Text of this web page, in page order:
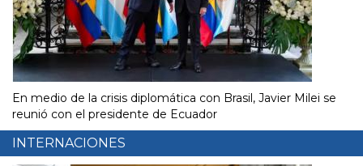
En medio de la crisis diplomática con Brasil, Javier Milei se
reunió con el presidente de Ecuador
INTERNACIONES